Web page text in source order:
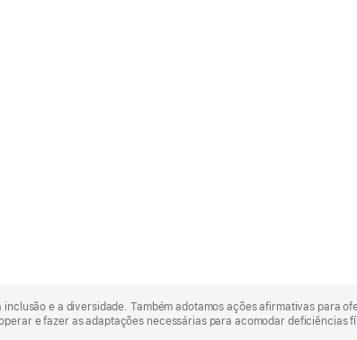
e a diversidade. Também adotamos ações afirmativas para
e fazer as adaptações necessárias para acomodar deficiências